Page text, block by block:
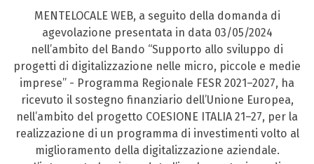
MENTELOCALE WEB, a seguito della domanda di
agevolazione presentata in data 03/05/2024
nell’ambito del Bando “Supporto allo sviluppo di
progetti di digitalizzazione nelle micro, piccole e medie
imprese” - Programma Regionale FESR 2021–2027, ha
ricevuto il sostegno finanziario dell’Unione Europea,
nell’ambito del progetto COESIONE ITALIA 21–27, per la
realizzazione di un programma di investimenti volto al
miglioramento della digitalizzazione aziendale.